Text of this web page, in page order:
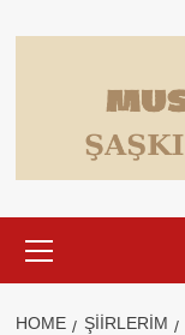
to
Menu
HOME ŞIIRLERIM